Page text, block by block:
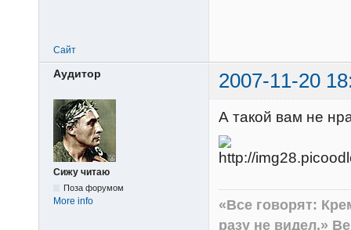
Сайт
Аудитор 2007-11-20
Сижу читаю
Поза форумом
More info
А такой вам не
«Все говорят:
разу не видел.»